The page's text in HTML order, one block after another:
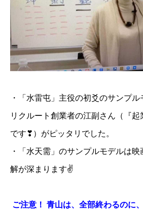
・「水雷屯」主役の初爻のサンプル
リクルート創業者の江副さん（『起
です❣）がピッタリでした。
・「水天需」のサンプルモデルは
解が深まります✌
ご注意！ 青山は、全部終わるのに